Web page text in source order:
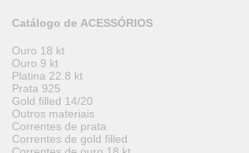
Catálogo de ACESSÓRIOS
Ouro 18 kt
Ouro 9 kt
Platina 22.8 kt
Prata 925
Gold filled 14/20
Outros materiais
Correntes de prata
Correntes de gold filled